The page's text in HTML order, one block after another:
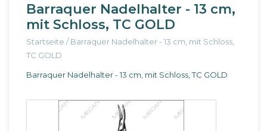
Barraquer Nadelhalter - 13 cm,
mit Schloss, TC GOLD
Startseite /Barraquer Nadelhalter - 13 cm, mit Schloss,
TC GOLD
Barraquer Nadelhalter - 13 cm, mit Schloss, TC GOLD